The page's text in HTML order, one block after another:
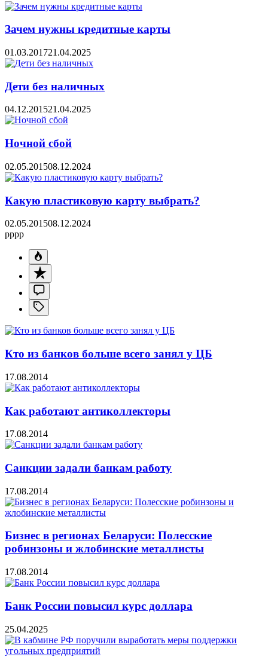
Зачем нужны кредитные карты
01.03.201721.04.2025
Дети без наличных
04.12.201521.04.2025
Ночной сбой
02.05.201508.12.2024
Какую пластиковую карту выбрать?
02.05.201508.12.2024
pppp
Кто из банков больше всего занял у ЦБ
17.08.2014
Как работают антиколлекторы
17.08.2014
Санкции задали банкам работу
17.08.2014
Бизнес в регионах Беларуси: Полесские
робинзоны и жлобинские металлисты
17.08.2014
Банк России повысил курс доллара
25.04.2025